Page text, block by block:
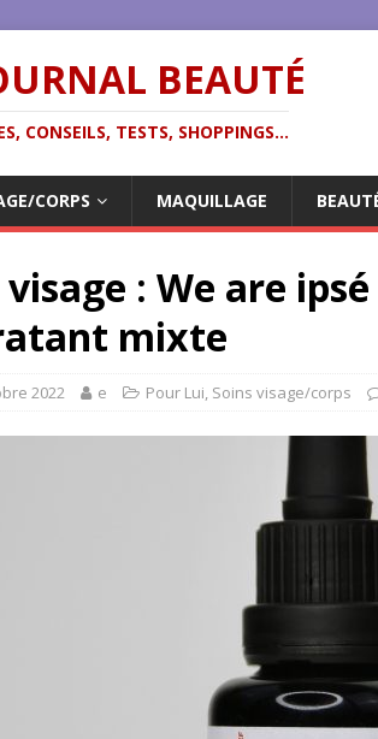
BEAUTÉ
CONSEILS, TESTS, SHOPPINGS...
CORPS MAQUILLAGE
visage : We are
mixte
2022 e Pour Lui, Soins visage/corps